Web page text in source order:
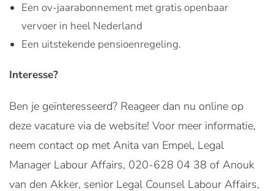
Een ov-jaarabonnement met gratis openbaar
vervoer in heel Nederland
Een uitstekende pensioenregeling.
Interesse?
Ben je geïnteresseerd? Reageer dan nu online op
deze vacature via de website! Voor meer informatie,
neem contact op met Anita van Empel, Legal
Manager Labour Affairs, 020-628 04 38 of Anouk
van den Akker, senior Legal Counsel Labour Affairs,